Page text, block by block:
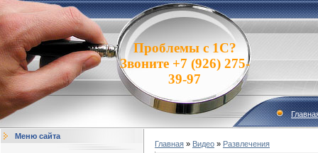
Проблемы с 1С?
Звоните +7 (926) 275-
39-97
Меню сайта
Главная » Видео » Развлечения